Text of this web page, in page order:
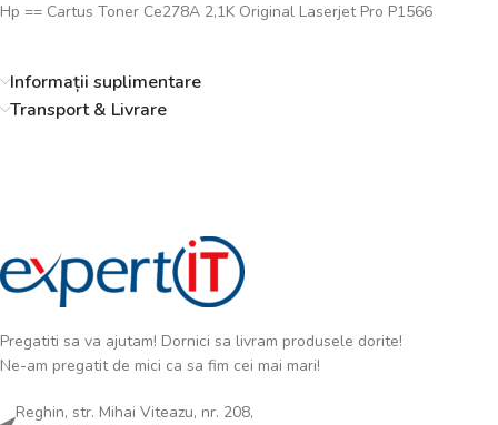
Hp == Cartus Toner Ce278A 2,1K Original Laserjet Pro P1566
Informații suplimentare
Transport & Livrare
Pregatiti sa va ajutam! Dornici sa livram produsele dorite!
Ne-am pregatit de mici ca sa fim cei mai mari!
Reghin, str. Mihai Viteazu, nr. 208,